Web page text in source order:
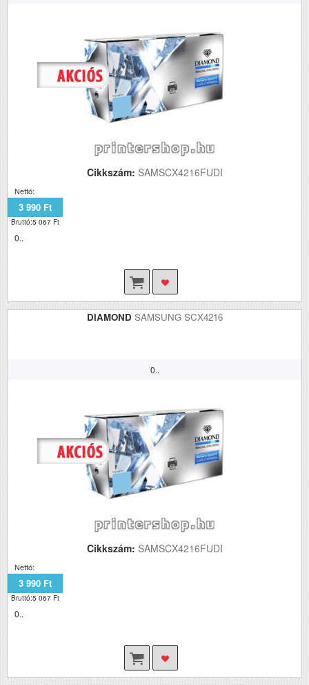
Cikkszám: SAMSCX4216FUDI
Nettó:
3 990 Ft
Bruttó:5 067 Ft
0..
DIAMOND SAMSUNG SCX4216
0..
Cikkszám: SAMSCX4216FUDI
Nettó:
3 990 Ft
Bruttó:5 067 Ft
0..